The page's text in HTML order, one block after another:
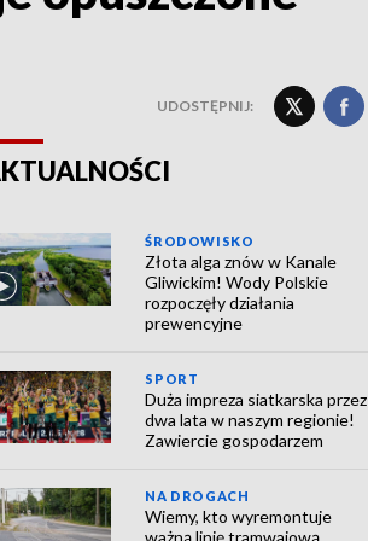
UDOSTĘPNIJ:
ŚRODOWISKO
Złota alga znów w Kanale
Gliwickim! Wody Polskie
rozpoczęły działania
prewencyjne
SPORT
Duża impreza siatkarska przez
dwa lata w naszym regionie!
Zawiercie gospodarzem
NA DROGACH
Wiemy, kto wyremontuje
ważną linię tramwajową.